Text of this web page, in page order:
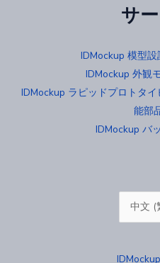
サ
IDMockup 模型
IDMockup 外観
IDMockup ラピッドプロトタ
能部
IDMockup バ
Choose
a